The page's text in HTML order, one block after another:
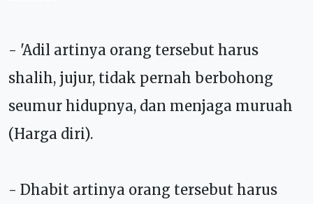
- 'Adil artinya orang tersebut harus
shalih, jujur, tidak pernah berbohong
seumur hidupnya, dan menjaga muruah
(Harga diri).
- Dhabit artinya orang tersebut harus